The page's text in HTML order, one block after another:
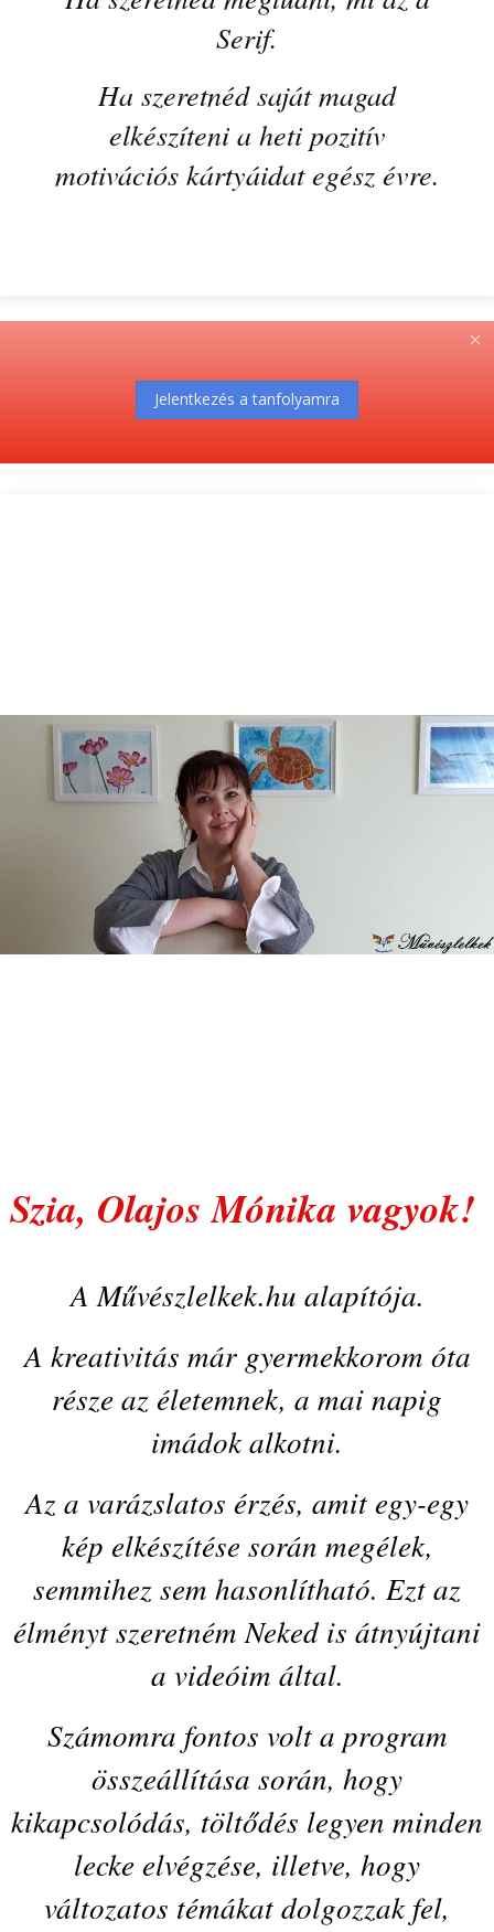
Serif.
Ha szeretnéd saját magad
elkészíteni a heti pozitív
motivációs kártyáidat egész évre.
Jelentkezés a tanfolyamra
Szia, Olajos Mónika vagyok!
A Művészlelkek.hu alapítója.
A kreativitás már gyermekkorom óta
része az életemnek, a mai napig
imádok alkotni.
Az a varázslatos érzés, amit egy-egy
kép elkészítése során megélek,
semmihez sem hasonlítható. Ezt az
élményt szeretném Neked is átnyújtani
a videóim által.
Számomra fontos volt a program
összeállítása során, hogy
kikapcsolódás, töltődés legyen minden
lecke elvégzése, illetve, hogy
változatos témákat dolgozzak fel,